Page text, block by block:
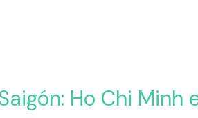
Ho Chi Minh